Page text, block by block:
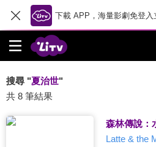
下載 APP，海量影劇免登入
搜尋 "夏治世"
共 8 筆結果
森林傳說：
Latte & the